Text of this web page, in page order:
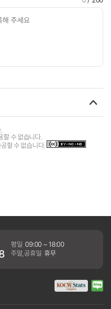
할 수 없습니다.
할 수 없습니다.
평일 09:00 ~ 18:00
주말,공휴일 휴무